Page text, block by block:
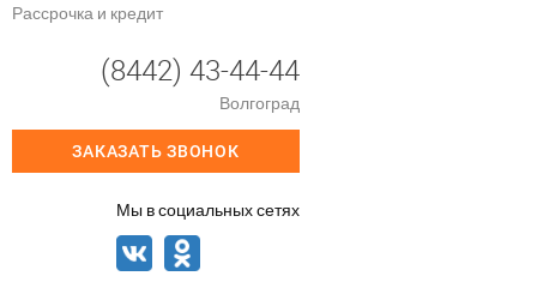
Рассрочка и кредит
(8442) 43-44-44
Волгоград
ЗАКАЗАТЬ ЗВОНОК
Мы в социальных сетях